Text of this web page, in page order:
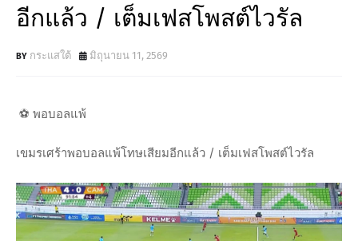
อีกแล้ว / เต็มเฟสโพสต์ไวรัล
กระแสใต้ มิถุนายน 11, 2569
⚽️ พอบอลแพ้
เขมรเศร้าพอบอลแพ้โทษเสียมอีกแล้ว / เต็มเฟสโพสต์ไวรัล